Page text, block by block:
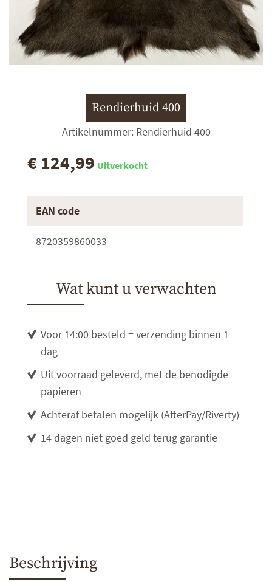
Rendierhuid 400
Artikelnummer: Rendierhuid 400
€ 124,99 Uitverkocht
EAN code
8720359860033
Wat kunt u verwachten
Voor 14:00 besteld = verzending binnen 1
dag
Uit voorraad geleverd, met de benodigde
papieren
Achteraf betalen mogelijk (AfterPay/Riverty)
14 dagen niet goed geld terug garantie
Beschrijving